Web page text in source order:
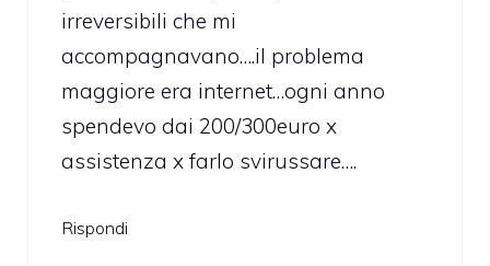
irreversibili che mi
accompagnavano….il problema
maggiore era internet…ogni anno
spendevo dai 200/300euro x
assistenza x farlo svirussare….
Rispondi